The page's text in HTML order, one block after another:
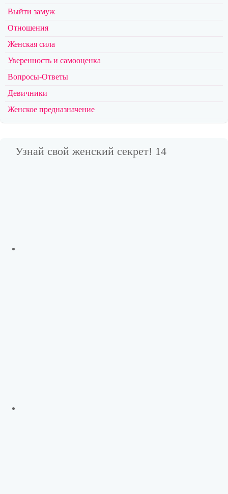
Выйти замуж
Отношения
Женская сила
Уверенность и самооценка
Вопросы-Ответы
Девичники
Женское предназначение
Узнай свой женский секрет! 14